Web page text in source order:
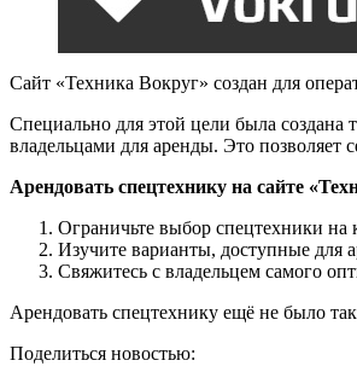
Сайт «Техника Вокруг» создан для
Специально для этой цели была создана
владельцами для аренды. Это позволяет
Арендовать спецтехнику на сайте
Ограничьте выбор спецтехники на
Изучите варианты, доступные для
Свяжитесь с владельцем самого
Арендовать спецтехнику ещё не было
Поделиться новостью: